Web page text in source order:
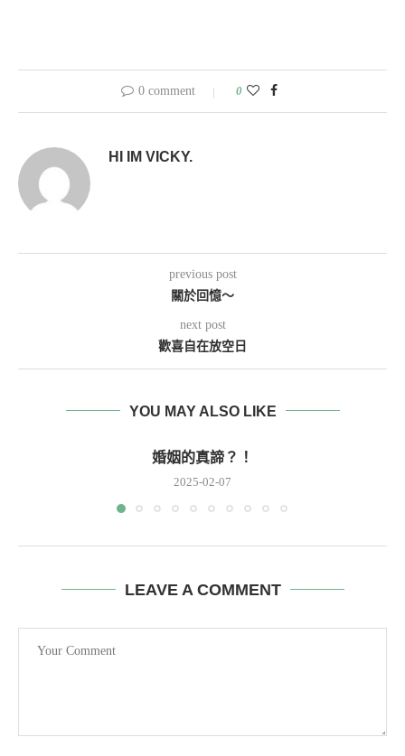
0 comment 0
HI IM VICKY.
previous post
關於回憶～
next post
歡喜自在放空日
YOU MAY ALSO LIKE
婚姻的真諦？！
2025-02-07
LEAVE A COMMENT